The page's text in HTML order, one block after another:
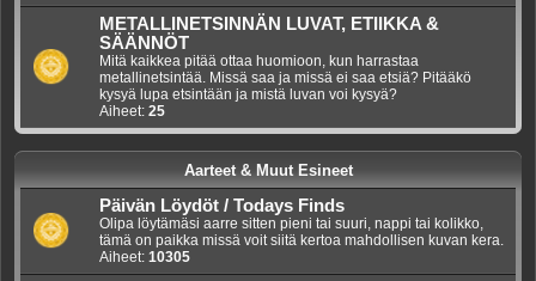
METALLINETSINNÄN LUVAT, ETIIKKA &
SÄÄNNÖT
Mitä kaikkea pitää ottaa huomioon, kun harrastaa
metallinetsintää. Missä saa ja missä ei saa etsiä? Pitääkö
kysyä lupa etsintään ja mistä luvan voi kysyä?
Aiheet: 25
Aarteet & Muut Esineet
Päivän Löydöt / Todays Finds
Olipa löytämäsi aarre sitten pieni tai suuri, nappi tai kolikko,
tämä on paikka missä voit siitä kertoa mahdollisen kuvan kera.
Aiheet: 10305